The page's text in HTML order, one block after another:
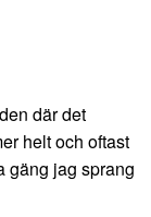
där det
helt och oftast
gäng jag sprang